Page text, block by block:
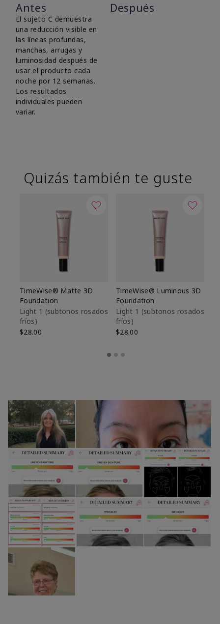
Antes Después
El sujeto C demuestra
una reducción visible en
las líneas profundas,
manchas, arrugas y
luminosidad después de
usar el producto cada
noche por 12 semanas.
Los resultados
individuales pueden
variar.
Quizás también te guste
TimeWise® Matte 3D
Foundation
Light 1​ (subtonos rosados
fríos)
$28.00
TimeWise® Luminous 3D
Foundation
Light 1​ (subtonos rosados
fríos)
$28.00